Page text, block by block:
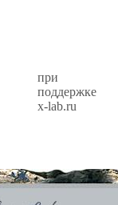
при
поддержке
x-lab.ru